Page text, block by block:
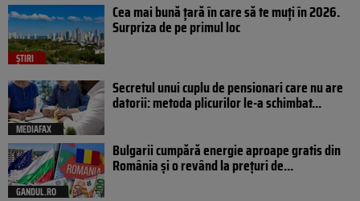
ȘTIRI
Cea mai bună țară în care să te muți în 2026.
Surpriza de pe primul loc
MEDIAFAX
Secretul unui cuplu de pensionari care nu are
datorii: metoda plicurilor le-a schimbat...
GANDUL.RO
Bulgarii cumpără energie aproape gratis din
România și o revând la prețuri de...